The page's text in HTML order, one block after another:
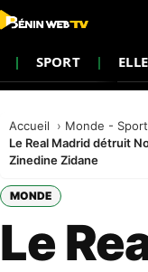
SPORT ELLE
Accueil
Monde - Sport
Le Real Madrid détruit
Zinedine Zidane
MONDE
Le